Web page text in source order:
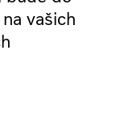
vašich